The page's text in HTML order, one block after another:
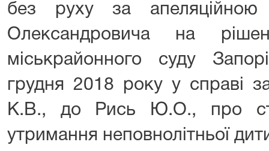
без руху за
Олександровича на
міськрайонного суду
грудня 2018 року у справі
К.В., до Рись Ю.О., про
утримання неповнолітньої